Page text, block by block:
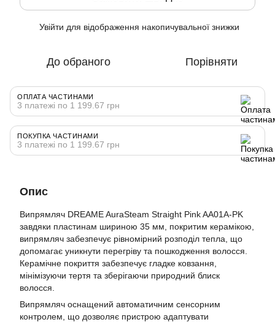
Увійти для відображення накопичувальної знижки
До обраного Порівняти
ОПЛАТА ЧАСТИНАМИ
3 платежі по 1 199.67 грн
ПОКУПКА ЧАСТИНАМИ
3 платежі по 1 199.67 грн
Опис
Випрямляч DREAME AuraSteam Straight Pink AA01A-PK
завдяки пластинам шириною 35 мм, покритим керамікою,
випрямляч забезпечує рівномірний розподіл тепла, що
допомагає уникнути перегріву та пошкодження волосся.
Керамічне покриття забезпечує гладке ковзання,
мінімізуючи тертя та зберігаючи природний блиск
волосся.
Випрямляч оснащений автоматичним сенсорним
контролем, що дозволяє пристрою адаптувати